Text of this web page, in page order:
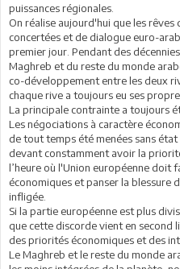
puissances régionales.
On réalise aujourd'hui que les
concertées et de dialogue euro-
premier jour. Pendant des
Maghreb et du reste du monde
co-développement entre les deux
chaque rive a toujours eu ses
La principale contrainte a toujours
Les négociations à caractère
de tout temps été menées sans
devant constamment avoir la
l’heure où l'Union européenne doit
économiques et panser la blessure
infligée.
Si la partie européenne est plus
que cette discorde vient en second
des priorités économiques et des
Le Maghreb et le reste du monde